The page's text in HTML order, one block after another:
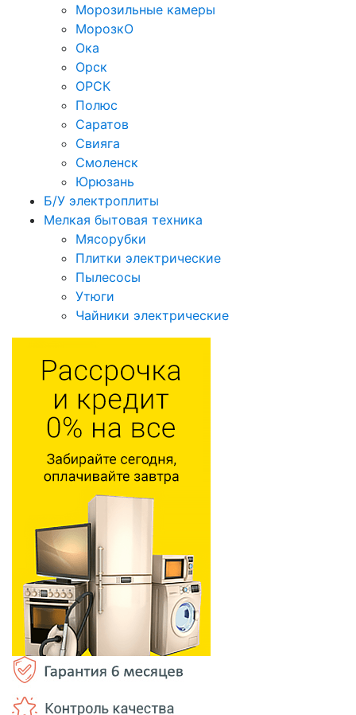
Морозильные камеры
МорозкО
Ока
Орск
ОРСК
Полюс
Саратов
Свияга
Смоленск
Юрюзань
Б/У электроплиты
Мелкая бытовая техника
Мясорубки
Плитки электрические
Пылесосы
Утюги
Чайники электрические